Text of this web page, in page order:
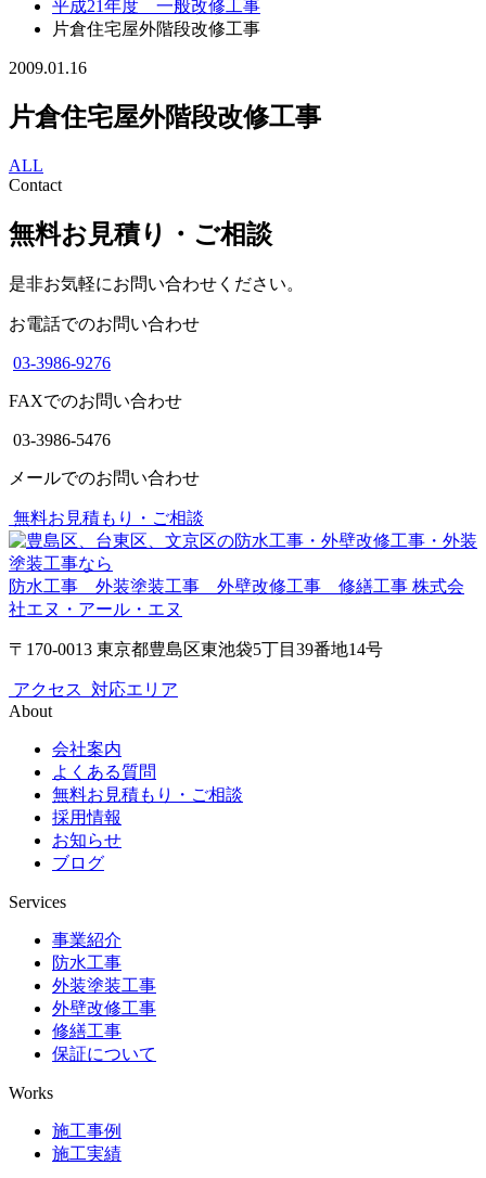
平成21年度 一般改修工事
片倉住宅屋外階段改修工事
2009.01.16
片倉住宅屋外階段改修工事
ALL
Contact
無料お見積り・ご相談
是非お気軽にお問い合わせください。
お電話でのお問い合わせ
03-3986-9276
FAXでのお問い合わせ
03-3986-5476
メールでのお問い合わせ
無料お見積もり・ご相談
防水工事 外装塗装工事 外壁改修工事 修繕工事 株式会
社エヌ・アール・エヌ
〒170-0013 東京都豊島区東池袋5丁目39番地14号
アクセス 対応エリア
About
会社案内
よくある質問
無料お見積もり・ご相談
採用情報
お知らせ
ブログ
Services
事業紹介
防水工事
外装塗装工事
外壁改修工事
修繕工事
保証について
Works
施工事例
施工実績